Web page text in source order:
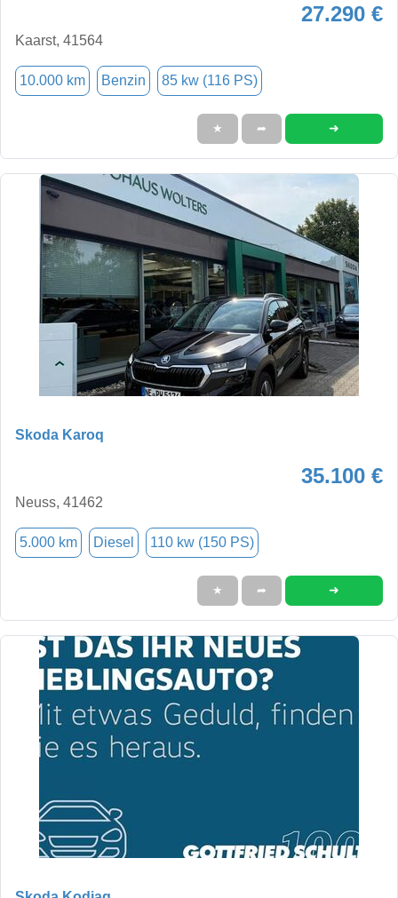
27.290 €
Kaarst, 41564
10.000 km Benzin 85 kw (116 PS)
★ ➦ ➜
Skoda Karoq
35.100 €
Neuss, 41462
5.000 km Diesel 110 kw (150 PS)
★ ➦ ➜